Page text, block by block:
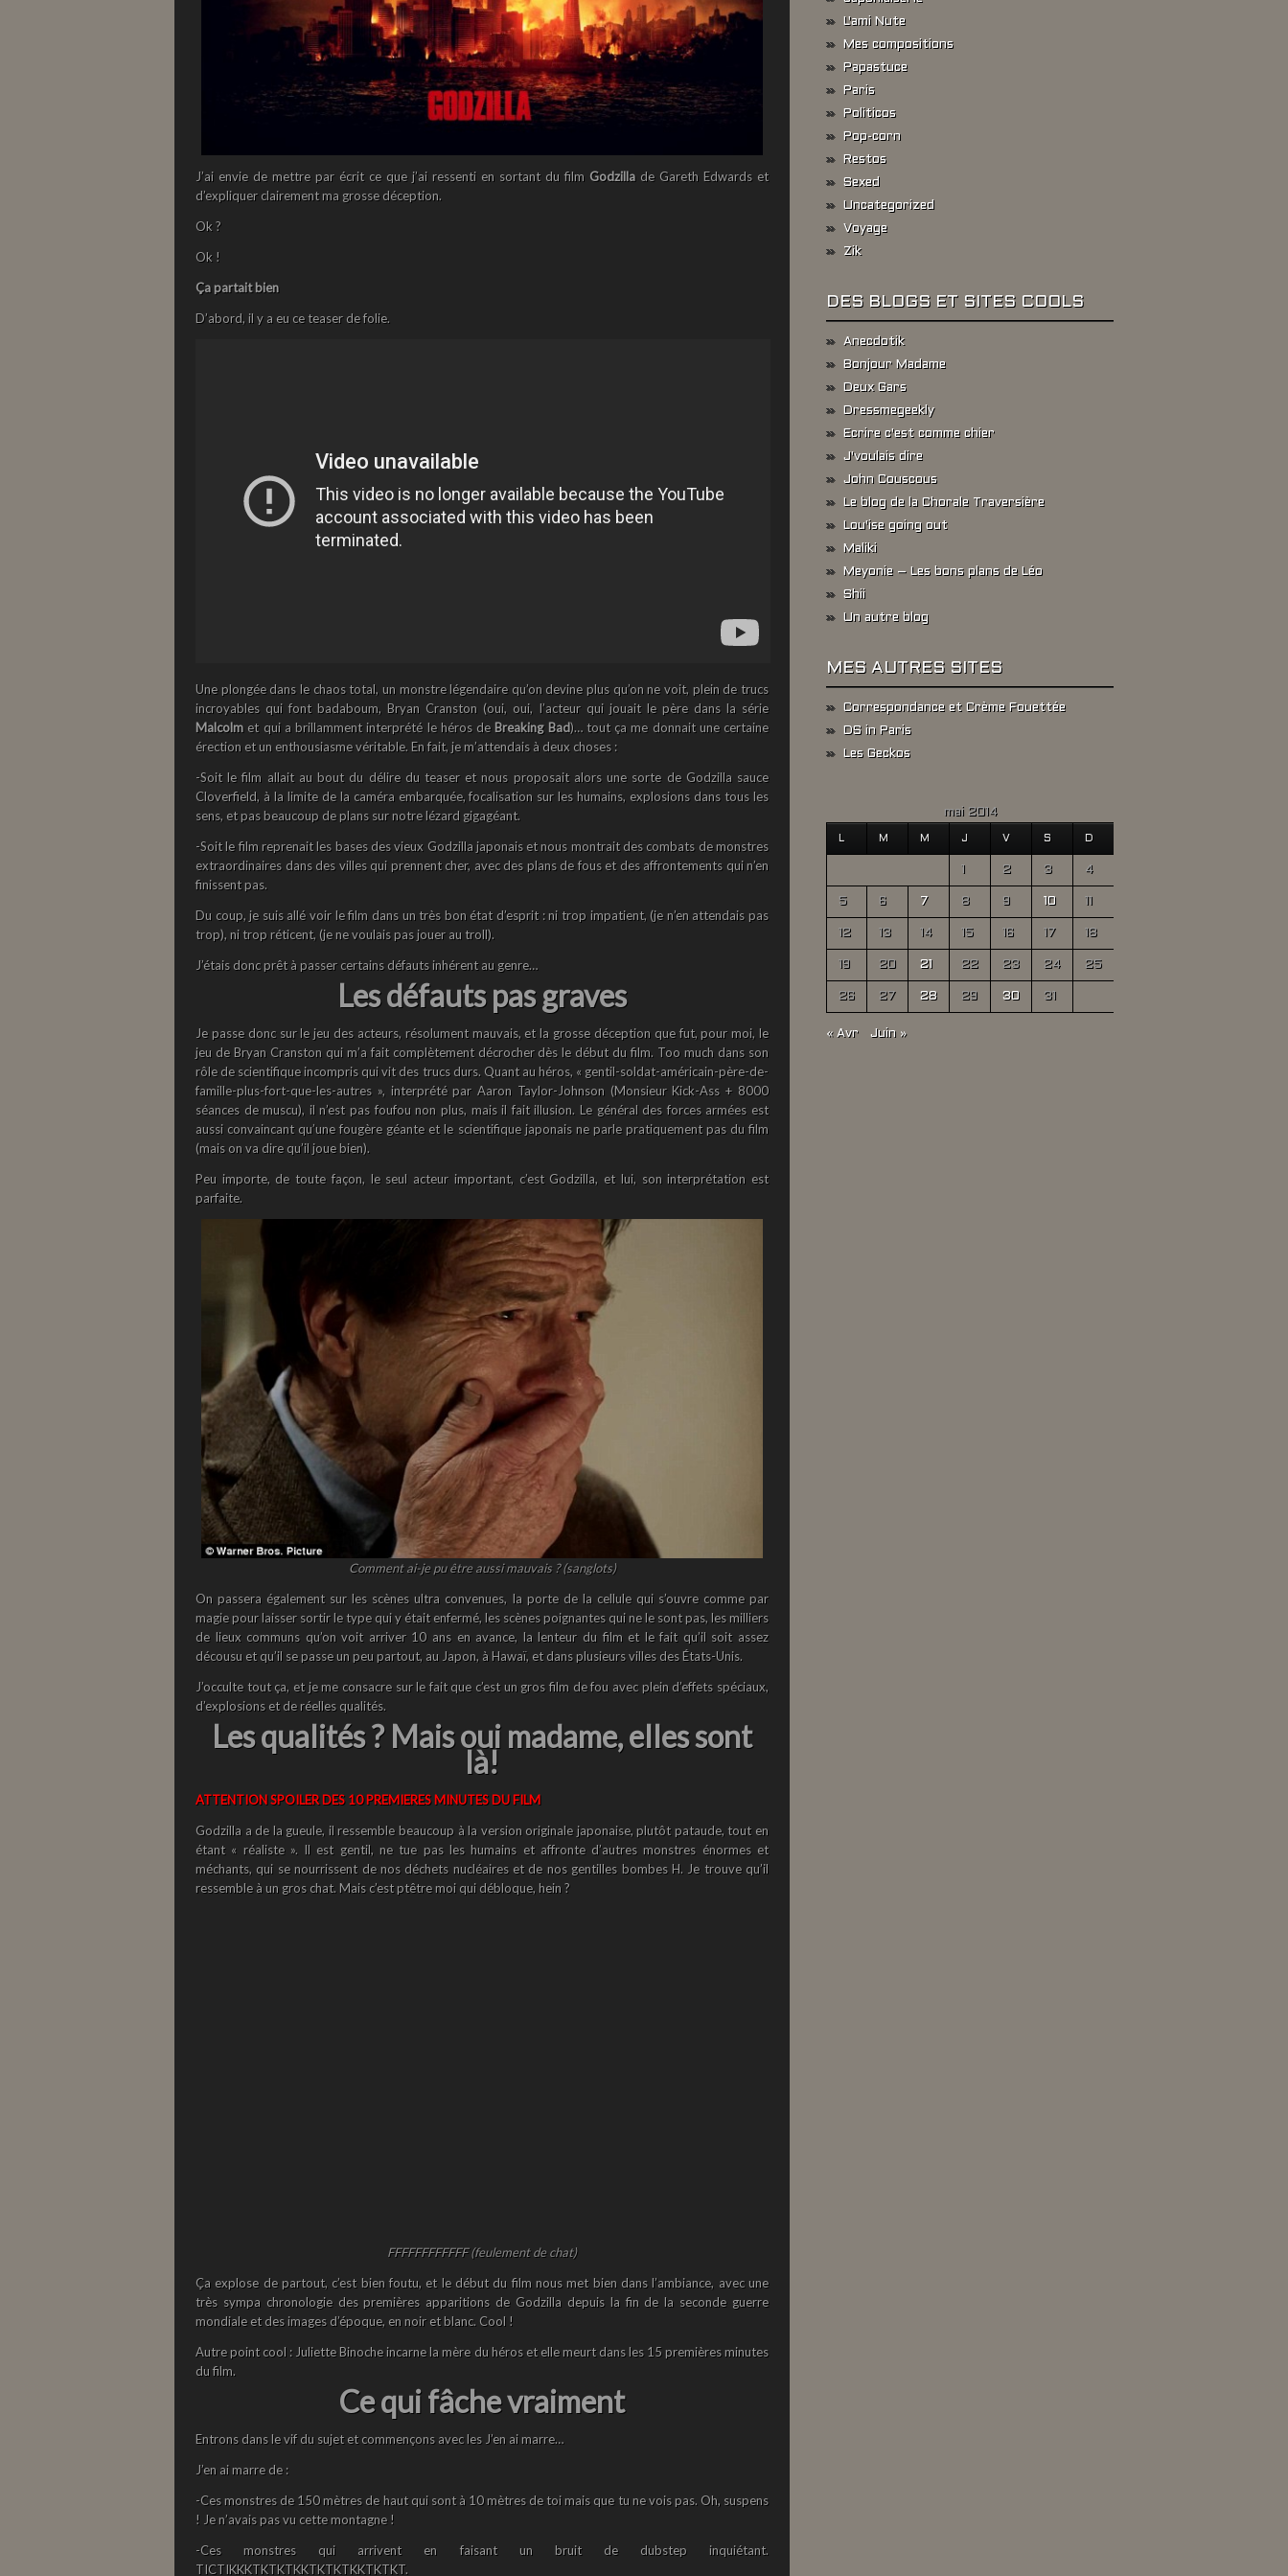
J’ai envie de mettre par écrit ce que j’ai ressenti en sortant du film Godzilla de Gareth Edwards et
d’expliquer clairement ma grosse déception.
Ok ?
Ok !
Ça partait bien
D’abord, il y a eu ce teaser de folie.
Une plongée dans le chaos total, un monstre légendaire qu’on devine plus qu’on ne voit, plein de trucs
incroyables qui font badaboum, Bryan Cranston (oui, oui, l’acteur qui jouait le père dans la série
Malcolm et qui a brillamment interprété le héros de Breaking Bad)… tout ça me donnait une certaine
érection et un enthousiasme véritable. En fait, je m’attendais à deux choses :
-Soit le film allait au bout du délire du teaser et nous proposait alors une sorte de Godzilla sauce
Cloverfield, à la limite de la caméra embarquée, focalisation sur les humains, explosions dans tous les
sens, et pas beaucoup de plans sur notre lézard gigagéant.
-Soit le film reprenait les bases des vieux Godzilla japonais et nous montrait des combats de monstres
extraordinaires dans des villes qui prennent cher, avec des plans de fous et des affrontements qui n’en
finissent pas.
Du coup, je suis allé voir le film dans un très bon état d’esprit : ni trop impatient, (je n’en attendais pas
trop), ni trop réticent, (je ne voulais pas jouer au troll).
J’étais donc prêt à passer certains défauts inhérent au genre…
Les défauts pas graves
Je passe donc sur le jeu des acteurs, résolument mauvais, et la grosse déception que fut, pour moi, le
jeu de Bryan Cranston qui m’a fait complètement décrocher dès le début du film. Too much dans son
rôle de scientifique incompris qui vit des trucs durs. Quant au héros, « gentil-soldat-américain-père-de-
famille-plus-fort-que-les-autres », interprété par Aaron Taylor-Johnson (Monsieur Kick-Ass + 8000
séances de muscu), il n’est pas foufou non plus, mais il fait illusion. Le général des forces armées est
aussi convaincant qu’une fougère géante et le scientifique japonais ne parle pratiquement pas du film
(mais on va dire qu’il joue bien).
Peu importe, de toute façon, le seul acteur important, c’est Godzilla, et lui, son interprétation est
parfaite.
Comment ai-je pu être aussi mauvais ? (sanglots)
On passera également sur les scènes ultra convenues, la porte de la cellule qui s’ouvre comme par
magie pour laisser sortir le type qui y était enfermé, les scènes poignantes qui ne le sont pas, les milliers
de lieux communs qu’on voit arriver 10 ans en avance, la lenteur du film et le fait qu’il soit assez
décousu et qu’il se passe un peu partout, au Japon, à Hawaï, et dans plusieurs villes des États-Unis.
J’occulte tout ça, et je me consacre sur le fait que c’est un gros film de fou avec plein d’effets spéciaux,
d’explosions et de réelles qualités.
Les qualités ? Mais oui madame, elles sont
là!
ATTENTION SPOILER DES 10 PREMIERES MINUTES DU FILM
Godzilla a de la gueule, il ressemble beaucoup à la version originale japonaise, plutôt pataude, tout en
étant « réaliste ». Il est gentil, ne tue pas les humains et affronte d’autres monstres énormes et
méchants, qui se nourrissent de nos déchets nucléaires et de nos gentilles bombes H. Je trouve qu’il
ressemble à un gros chat. Mais c’est ptêtre moi qui débloque, hein ?
FFFFFFFFFFFF (feulement de chat)
Ça explose de partout, c’est bien foutu, et le début du film nous met bien dans l’ambiance, avec une
très sympa chronologie des premières apparitions de Godzilla depuis la fin de la seconde guerre
mondiale et des images d’époque, en noir et blanc. Cool !
Autre point cool : Juliette Binoche incarne la mère du héros et elle meurt dans les 15 premières minutes
du film.
Ce qui fâche vraiment
Entrons dans le vif du sujet et commençons avec les J’en ai marre…
J’en ai marre de :
-Ces monstres de 150 mètres de haut qui sont à 10 mètres de toi mais que tu ne vois pas. Oh, suspens
! Je n’avais pas vu cette montagne !
-Ces monstres qui arrivent en faisant un bruit de dubstep inquiétant.
TICTIKKKTKTKTKKTKTKTKKTKTKT.
L'ami Nute
Mes compositions
Papastuce
Paris
Politicos
Pop-corn
Restos
Sexed
Uncategorized
Voyage
Zik
DES BLOGS ET SITES COOLS
Anecdotik
Bonjour Madame
Deux Gars
Dressmegeekly
Ecrire c'est comme chier
J'voulais dire
John Couscous
Le blog de la Chorale Traversière
Lou'ise going out
Maliki
Meyonie – Les bons plans de Léo
Shii
Un autre blog
MES AUTRES SITES
Correspondance et Crème Fouettée
DS in Paris
Les Geckos
mai 2014
L M M J V S D
1 2 3 4
5 6 7 8 9 10 11
12 13 14 15 16 17 18
19 20 21 22 23 24 25
26 27 28 29 30 31
« Avr Juin »